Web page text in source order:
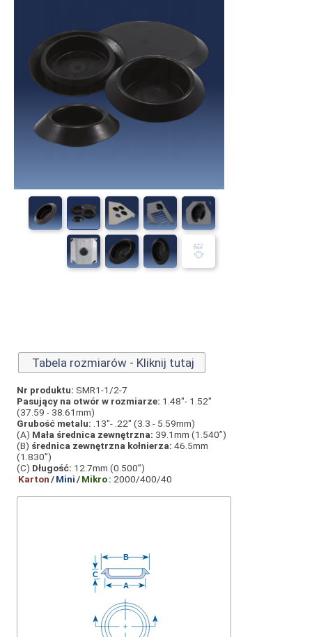
Tabela rozmiarów - Kliknij tutaj
Nr produktu: SMR1-1/2-7
Pasujący na otwór w rozmiarze: 1.48"- 1.52"
(37.59 - 38.61mm)
Grubość metalu: .13"- .22" (3.3 - 5.59mm)
(A) Mała średnica zewnętrzna: 39.1mm (1.540”)
(B) średnica zewnętrzna kołnierza: 46.5mm
(1.830”)
(C) Długość: 12.7mm (0.500”)
Karton/Mini/Mikro: 2000/400/40